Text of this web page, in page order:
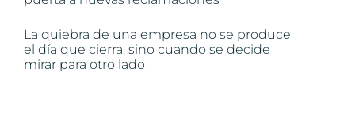
La quiebra de una empresa no se produce
el día que cierra, sino cuando se decide
mirar para otro lado